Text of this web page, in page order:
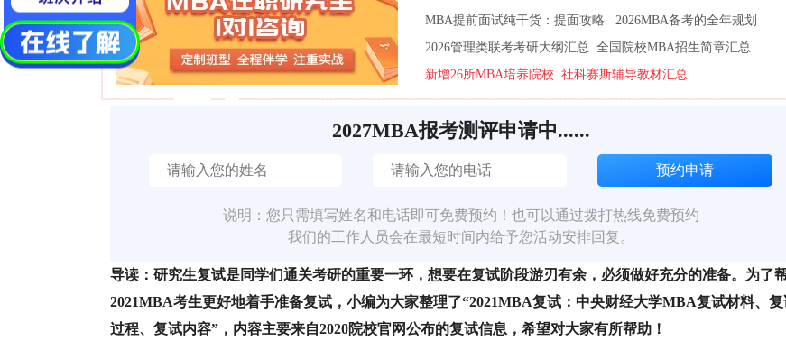
MBA提前面试纯干货：提面攻略
2026MBA备考的全年规划
2026管理类联考考研大纲汇总 全国院校MBA招生简章汇总
新增26所MBA培养院校 社科赛斯辅导教材汇总
2027MBA报考测评申请中......
说明：您只需填写姓名和电话即可免费预约！也可以通过拨打热线免费预约
我们的工作人员会在最短时间内给予您活动安排回复。
导读：研究生复试是同学们通关考研的重要一环，想要在复试阶段游刃有余，必须做好充分的准备。为了
2021MBA考生更好地着手准备复试，小编为大家整理了“2021MBA复试：中央财经大学MBA复试材料、复
过程、复试内容”，内容主要来自2020院校官网公布的复试信息，希望对大家有所帮助！